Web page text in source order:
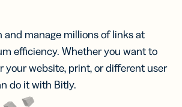
and manage millions of links at
efficiency. Whether you want to
your website, print, or different user
do it with Bitly.